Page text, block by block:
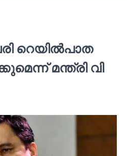
റെയില്‍പാത
മന്ത്രി വി